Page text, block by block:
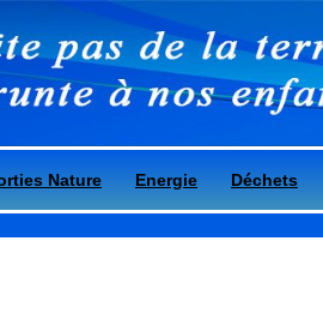
Nature Energie Déchets